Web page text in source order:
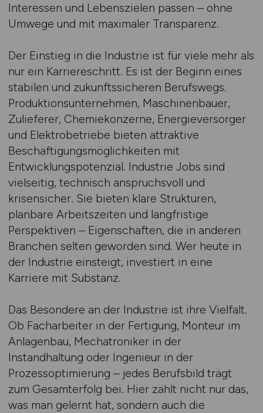
Interessen und Lebenszielen passen – ohne
Umwege und mit maximaler Transparenz.
Der Einstieg in die Industrie ist für viele mehr als
nur ein Karriereschritt. Es ist der Beginn eines
stabilen und zukunftssicheren Berufswegs.
Produktionsunternehmen, Maschinenbauer,
Zulieferer, Chemiekonzerne, Energieversorger
und Elektrobetriebe bieten attraktive
Beschäftigungsmöglichkeiten mit
Entwicklungspotenzial. Industrie Jobs sind
vielseitig, technisch anspruchsvoll und
krisensicher. Sie bieten klare Strukturen,
planbare Arbeitszeiten und langfristige
Perspektiven – Eigenschaften, die in anderen
Branchen selten geworden sind. Wer heute in
der Industrie einsteigt, investiert in eine
Karriere mit Substanz.
Das Besondere an der Industrie ist ihre Vielfalt.
Ob Facharbeiter in der Fertigung, Monteur im
Anlagenbau, Mechatroniker in der
Instandhaltung oder Ingenieur in der
Prozessoptimierung – jedes Berufsbild trägt
zum Gesamterfolg bei. Hier zählt nicht nur das,
was man gelernt hat, sondern auch die